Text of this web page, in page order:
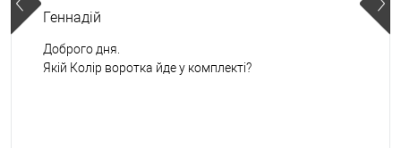
Геннадій
Доброго дня.
Якій Колір воротка йде у комплекті?